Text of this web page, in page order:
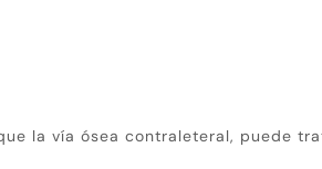
la vía ósea contraleteral, puede